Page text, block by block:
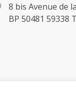
8 bis Avenue de
BP 50481 59338